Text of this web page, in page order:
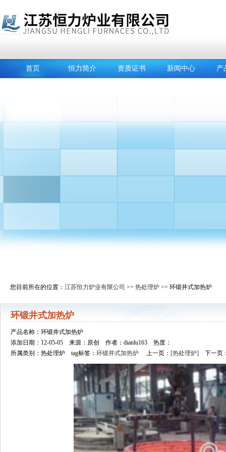
首页 恒力简介 资质证书 新闻中心 产
您目前所在的位置： 江苏恒力炉业有限公司 >> 热处理炉 >> 环锻井式加热炉
环锻井式加热炉
产品名称：环锻井式加热炉
添加日期：12-05-05 来源：原创 作者：dianlu163 热度：
所属类别：热处理炉 tag标签： 环锻井式加热炉 上一页： [热处理炉] 下一页